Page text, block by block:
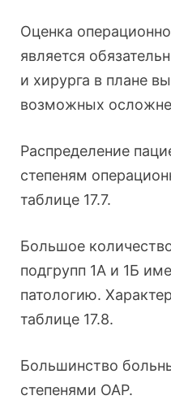
Оценка
является
и хирурга в плане
возможных
Распределение
степеням
таблице 17.7.
Большое
подгрупп 1А и 1Б
патологию.
таблице 17.8.
Большинство
степенями ОАР.